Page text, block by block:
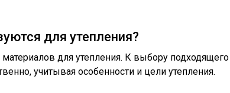
для утепления?
для утепления. К выбору подходящего
учитывая особенности и цели утепления.